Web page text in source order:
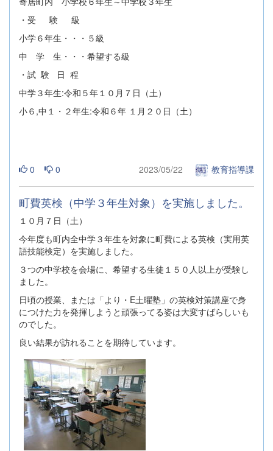
・受 験 級
小学６年生・・・５級
中 学 生・・・希望する級
・試 験 日 程
中学３年生:令和５年１０月７日（土）
小６,中１・２年生:令和６年 １月２０日（土）
0 0 2023/05/22 教育指導課
町費英検（中学３年生対象）を実施しました。
１０月７日（土）
今年度も町内全中学３年生を対象に町費による英検（実用英
語技能検定）を実施しました。
３つの中学校を会場に、希望する生徒１５０人以上が受験し
ました。
日頃の授業、または「より・E土曜塾」の英検対策講座で身
につけた力を発揮しようと頑張ってる姿は大変すばらしいも
のでした。
良い結果が訪れることを期待しています。